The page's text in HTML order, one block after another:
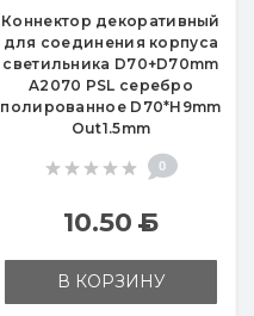
Коннектор декоративный
для соединения корпуса
светильника D70+D70mm
A2070 PSL серебро
полированное D70*H9mm
Out1.5mm
0
10.50Б
В КОРЗИНУ